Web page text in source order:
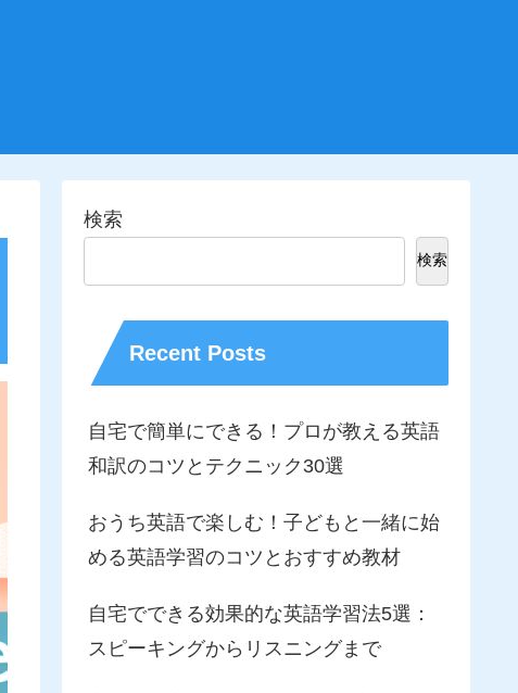
検索
検索
Recent Posts
自宅で簡単にできる！プロが教える英語
和訳のコツとテクニック30選
おうち英語で楽しむ！子どもと一緒に始
める英語学習のコツとおすすめ教材
自宅でできる効果的な英語学習法5選：
スピーキングからリスニングまで